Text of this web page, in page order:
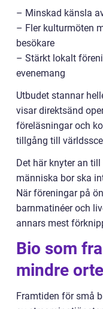
– Minskad känsla
– Fler kulturmöten
besökare
– Stärkt lokalt
evenemang
Utbudet stannar
visar direktsänd
föreläsningar och
tillgång till
Det här knyter an
människa bor ska
När föreningar på
barnmatinéer och
annars mest
Bio som
mindre
Framtiden för små